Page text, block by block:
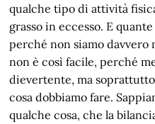
qualche tipo di attività
grasso in eccesso. E
perché non siamo
non è così facile, perché
dievertente, ma
cosa dobbiamo fare.
qualche cosa, che la